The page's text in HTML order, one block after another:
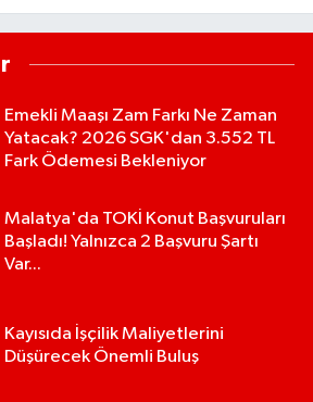
Kazandibi Tarifi
Emekli Maaşı Zam Farkı Ne Zaman
Yatacak? 2026 SGK'dan 3.552 TL
Fark Ödemesi Bekleniyor
Malatya'da TOKİ Konut Başvuruları
Başladı! Yalnızca 2 Başvuru Şartı
Var...
Kayısıda İşçilik Maliyetlerini
Düşürecek Önemli Buluş